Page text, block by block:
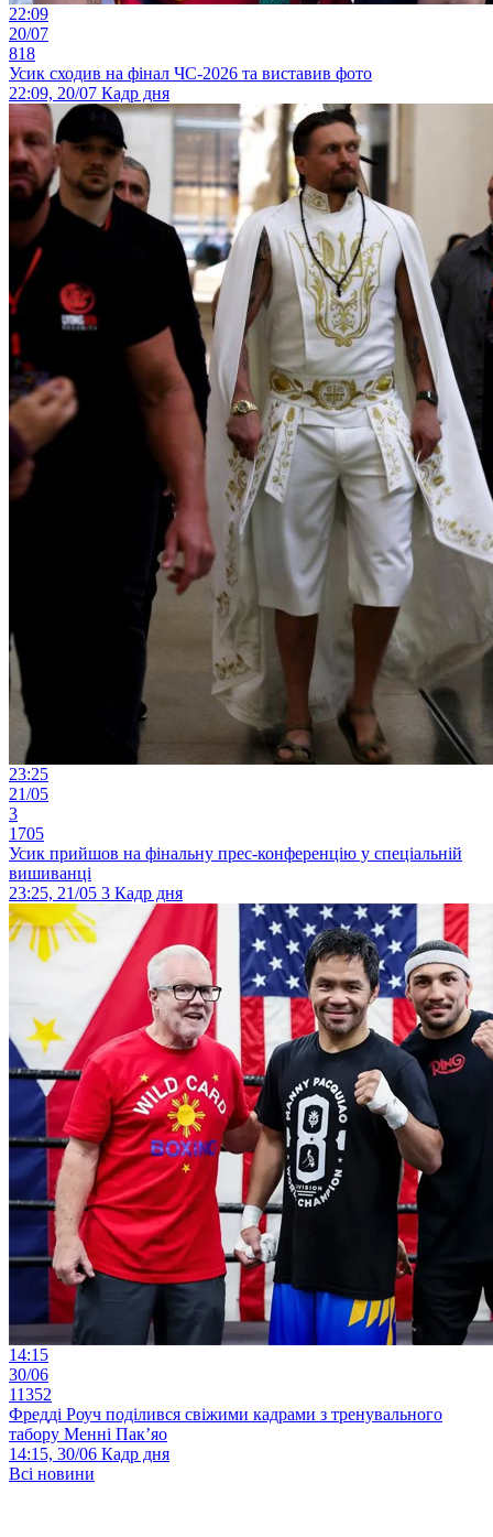
22:09
20/07
818
Усик сходив на фінал ЧС-2026 та виставив фото
22:09, 20/07 Кадр дня
23:25
21/05
3
1705
Усик прийшов на фінальну прес-конференцію у спеціальній
вишиванці
23:25, 21/05 3 Кадр дня
14:15
30/06
11352
Фредді Роуч поділився свіжими кадрами з тренувального
табору Менні Пак’яо
14:15, 30/06 Кадр дня
Всі новини